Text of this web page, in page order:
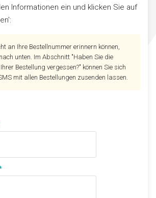
Informationen ein und klicken Sie auf
an Ihre Bestellnummer erinnern können,
unten. Im Abschnitt "Haben Sie die
Bestellung vergessen?" können Sie sich
mit allen Bestellungen zusenden lassen.